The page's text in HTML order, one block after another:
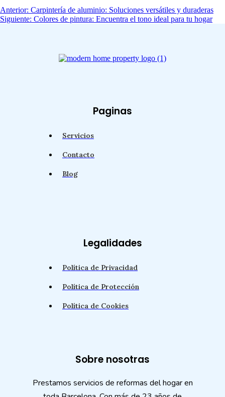
Anterior: Carpintería de aluminio: Soluciones versátiles y duraderas
Siguiente: Colores de pintura: Encuentra el tono ideal para tu hogar
Paginas
Servicios
Contacto
Blog
Legalidades
Política de Privacidad
Política de Protección
Política de Cookies
Sobre nosotras
Prestamos servicios de reformas del hogar en